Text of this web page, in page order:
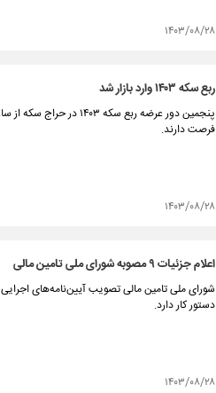
۱۴۰۳/۰۸/۲۸
ربع‌ سکه ۱۴۰۳ وارد بازار شد
فرصت دارند.
۱۴۰۳/۰۸/۲۸
اعلام جزئیات ۹ مصوبه شورای ملی تامین مالی
شورای ملی تامین مالی تصویب آیین‌نامه‌های
دستور کار دارد.
۱۴۰۳/۰۸/۲۸